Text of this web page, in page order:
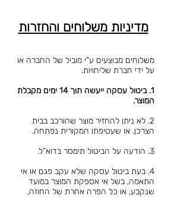
מדיניות משלוחים והחזרות
משלוחים מבוצעים ע”י מוביל של החברה או
על ידי חברת שליחויות.
1. ביטול עסקה ייעשה תוך 14 ימים מקבלת
המוצר.
2. לא ניתן להחזיר מוצר שהורכב בבית
הצרכן. או שעטיפתו המקורית נפתחה.
3. הודעה על הביטול תימסר בדוא”ל.
4. בעת ביטול עסקה שלא עקב פגם או אי
התאמה, בשל אי אספקת המוצר במועד
שנקבע, או כל הפרה אחרת של החוזה,